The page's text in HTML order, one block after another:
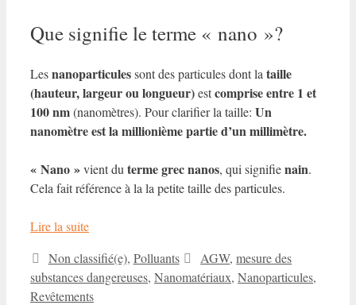
Que signifie le terme « nano »?
Lesnanoparticulessont des particules dont la taille
(hauteur, largeur ou longueur)estcomprise entre 1 et
100 nm(nanomètres). Pour clarifier la taille: Un
nanomètre est la millionième partie d’un millimètre.
« Nano »vient du terme grec nanos, qui signifienain.
Cela fait référence à la la petite taille des particules.
Lire la suite
Catégories
Non classifié(e), Polluants Étiquettes
AGW,mesure des
substances dangereuses, Nanomatériaux, Nanoparticules,
Revêtements